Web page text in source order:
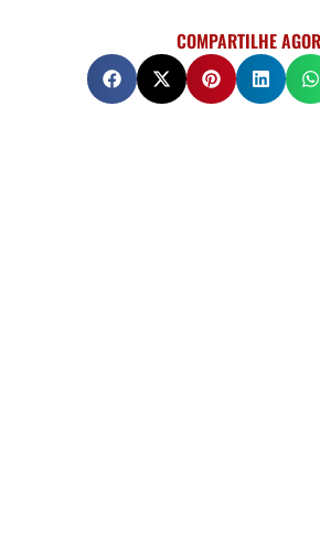
COMPARTILHE